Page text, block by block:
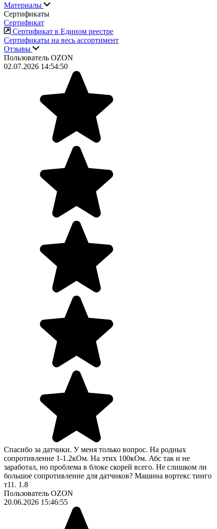
Материалы
Сертификаты
Сертификат
Сертификат в Едином реестре
Сертификаты на весь ассортимент
Отзывы
Пользователь OZON
02.07.2026 14:54:50
Спасибо за датчики. У меня только вопрос. На родных
сопротивление 1-1.2кОм. На этих 100кОм. Абс так и не
заработал, но проблема в блоке скорей всего. Не слишком ли
большое сопротивление для датчиков? Машина вортекс тинго
т11. 1.8
Пользователь OZON
20.06.2026 15:46:55